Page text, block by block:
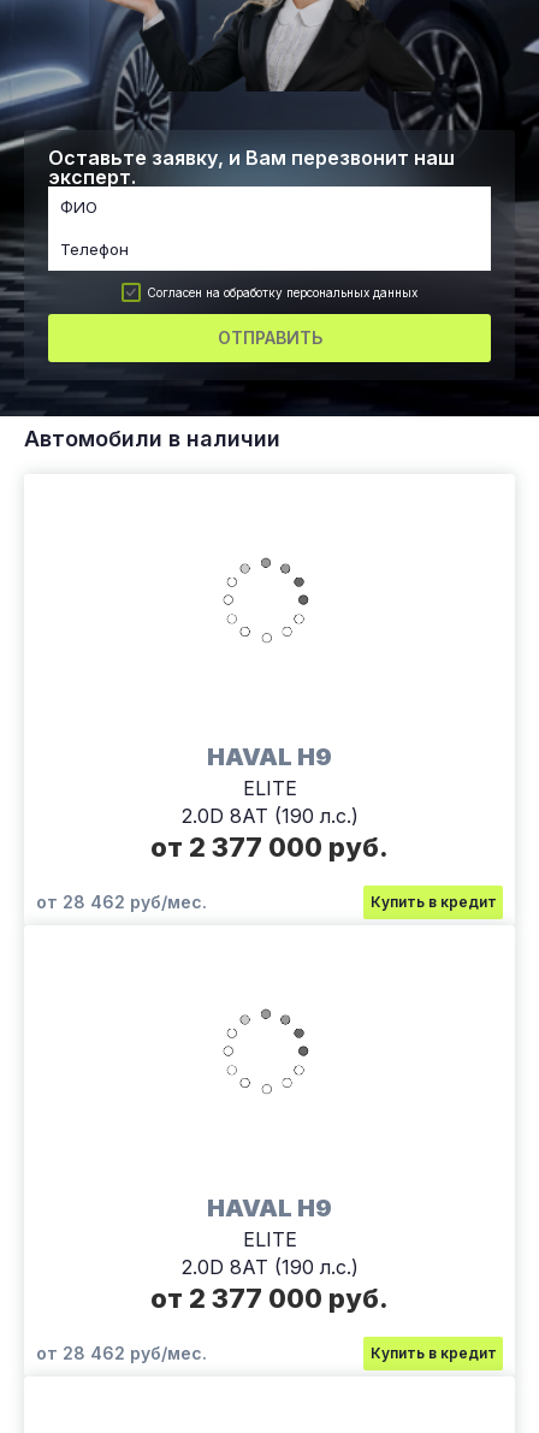
Оставьте заявку, и Вам перезвонит наш
эксперт.
Согласен на обработку персональных данных
ОТПРАВИТЬ
Автомобили в наличии
HAVAL H9
ELITE
2.0D 8АТ (190 л.с.)
от 2 377 000 руб.
от 28 462 руб/мес. Купить в кредит
HAVAL H9
ELITE
2.0D 8АТ (190 л.с.)
от 2 377 000 руб.
от 28 462 руб/мес. Купить в кредит